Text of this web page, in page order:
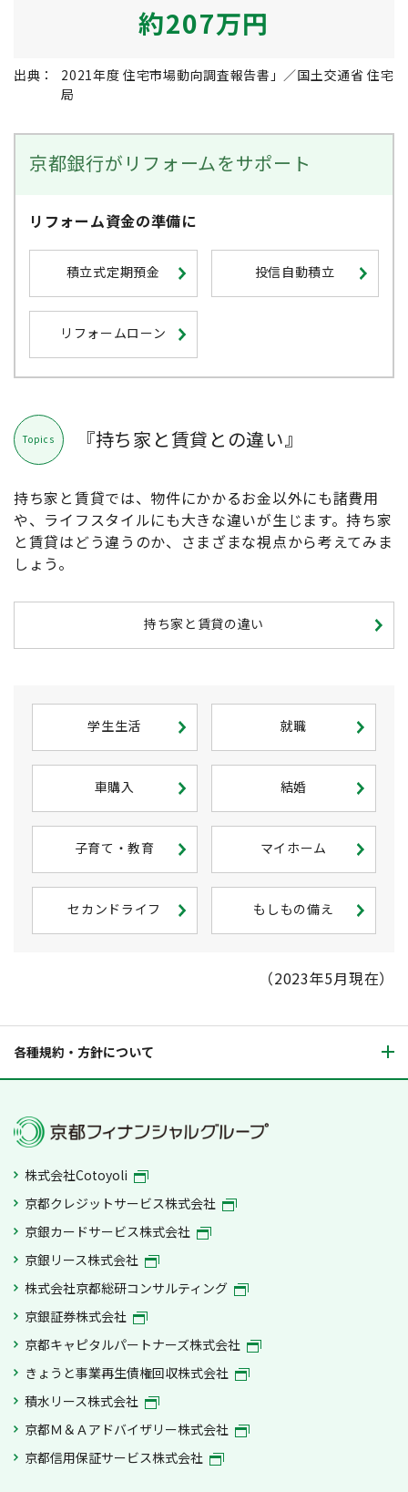
約207万円
出典：
2021年度 住宅市場動向調査報告書」／国土交通省 住宅
局
京都銀行がリフォームをサポート
リフォーム資金の準備に
積立式定期預金 投信自動積立
リフォームローン
Topics 『持ち家と賃貸との違い』
持ち家と賃貸では、物件にかかるお金以外にも諸費用
や、ライフスタイルにも大きな違いが生じます。持ち家
と賃貸はどう違うのか、さまざまな視点から考えてみま
しょう。
持ち家と賃貸の違い
学生生活 就職
車購入 結婚
子育て・教育 マイホーム
セカンドライフ もしもの備え
（2023年5月現在）
各種規約・方針について
株式会社Cotoyoli
京都クレジットサービス株式会社
京銀カードサービス株式会社
京銀リース株式会社
株式会社京都総研コンサルティング
京銀証券株式会社
京都キャピタルパートナーズ株式会社
きょうと事業再生債権回収株式会社
積水リース株式会社
京都Ｍ＆Ａアドバイザリー株式会社
京都信用保証サービス株式会社